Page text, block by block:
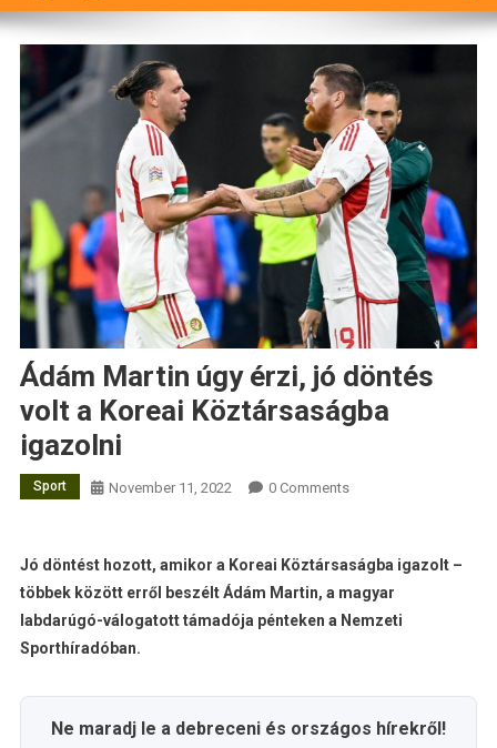
Ádám Martin úgy érzi, jó döntés
volt a Koreai Köztársaságba
igazolni
Sport November 11, 2022 0 Comments
Jó döntést hozott, amikor a Koreai Köztársaságba igazolt –
többek között erről beszélt Ádám Martin, a magyar
labdarúgó-válogatott támadója pénteken a Nemzeti
Sporthíradóban.
Ne maradj le a debreceni és országos hírekről!